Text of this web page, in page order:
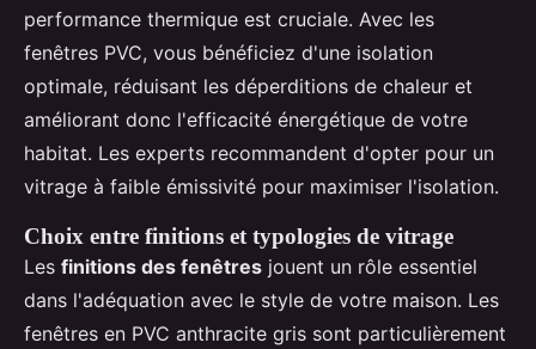
performance thermique est cruciale. Avec les
fenêtres PVC, vous bénéficiez d'une isolation
optimale, réduisant les déperditions de chaleur et
améliorant donc l'efficacité énergétique de votre
habitat. Les experts recommandent d'opter pour un
vitrage à faible émissivité pour maximiser l'isolation.
Choix entre finitions et typologies de vitrage
Les finitions des fenêtres jouent un rôle essentiel
dans l'adéquation avec le style de votre maison. Les
fenêtres en PVC anthracite gris sont particulièrement